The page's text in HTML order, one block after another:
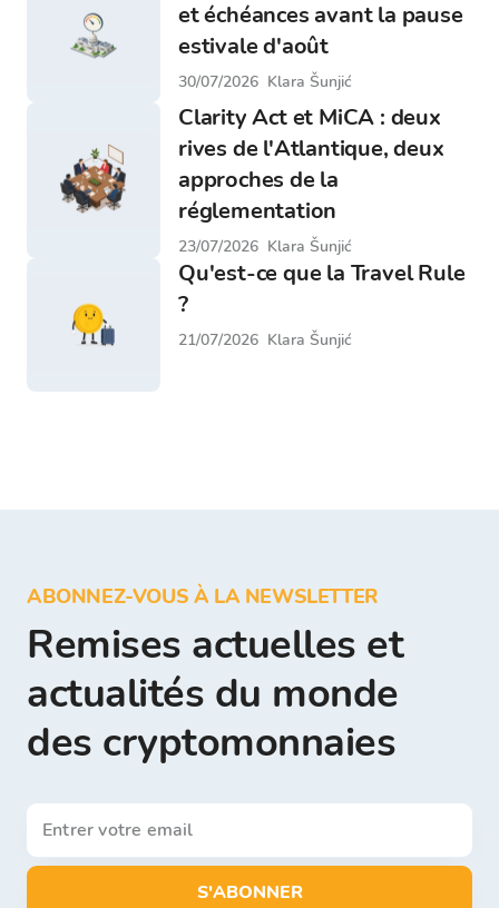
et échéances avant la pause
estivale d'août
30/07/2026 Klara Šunjić
Clarity Act et MiCA : deux
rives de l'Atlantique, deux
approches de la
réglementation
23/07/2026 Klara Šunjić
Qu'est-ce que la Travel Rule
?
21/07/2026 Klara Šunjić
ABONNEZ-VOUS À LA NEWSLETTER
Remises actuelles et
actualités du monde
des cryptomonnaies
S'ABONNER